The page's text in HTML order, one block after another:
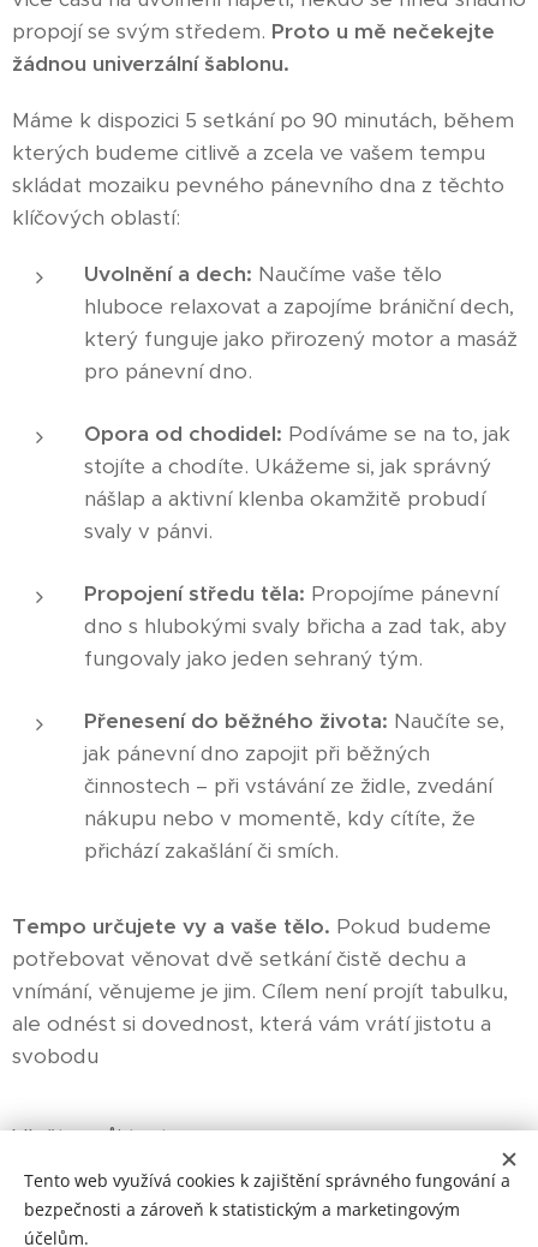
propojí se svým středem. Proto u mě nečekejte
žádnou univerzální šablonu.
Máme k dispozici 5 setkání po 90 minutách, během
kterých budeme citlivě a zcela ve vašem tempu
skládat mozaiku pevného pánevního dna z těchto
klíčových oblastí:
Uvolnění a dech: Naučíme vaše tělo
hluboce relaxovat a zapojíme brániční dech,
který funguje jako přirozený motor a masáž
pro pánevní dno.
Opora od chodidel: Podíváme se na to, jak
stojíte a chodíte. Ukážeme si, jak správný
nášlap a aktivní klenba okamžitě probudí
svaly v pánvi.
Propojení středu těla: Propojíme pánevní
dno s hlubokými svaly břicha a zad tak, aby
fungovaly jako jeden sehraný tým.
Přenesení do běžného života: Naučíte se,
jak pánevní dno zapojit při běžných
činnostech – při vstávání ze židle, zvedání
nákupu nebo v momentě, kdy cítíte, že
přichází zakašlání či smích.
Tempo určujete vy a vaše tělo. Pokud budeme
potřebovat věnovat dvě setkání čistě dechu a
vnímání, věnujeme je jim. Cílem není projít tabulku,
ale odnést si dovednost, která vám vrátí jistotu a
svobodu
Vložte svůj text...
Tento web využívá cookies k zajištění správného fungování a
bezpečnosti a zároveň k statistickým a marketingovým
účelům.